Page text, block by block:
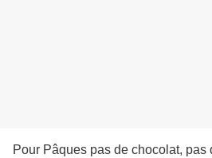
Pour Pâques pas de chocolat,